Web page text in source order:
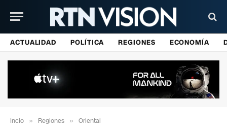
ACTUALIDAD POLÍTICA REGIONES ECONOMÍA
Incio » Regiones » Oriental